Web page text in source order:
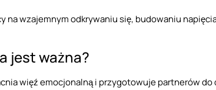
na wzajemnym odkrywaniu się, budowaniu
jest ważna?
więź emocjonalną i przygotowuje partnerów